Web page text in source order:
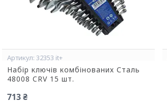
32353 it+
Набір ключів комбінованих Сталь
48008 CRV 15 шт.
713 ₴